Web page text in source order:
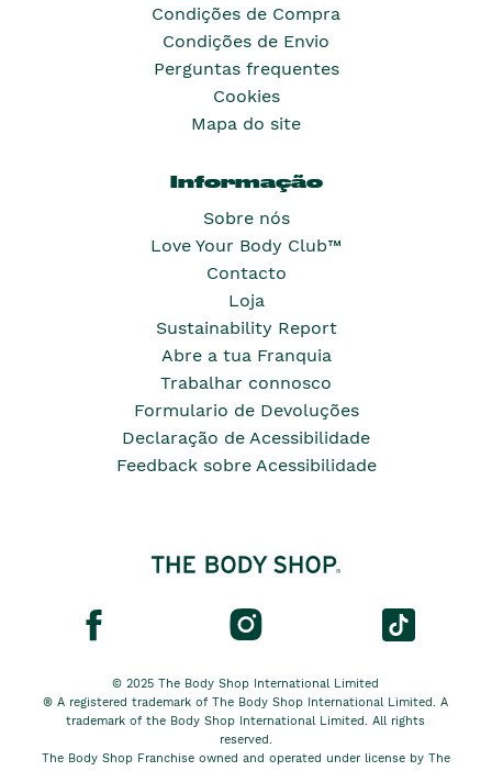
Condições de Compra
Condições de Envio
Perguntas frequentes
Cookies
Mapa do site
Informação
Sobre nós
Love Your Body Club™
Contacto
Loja
Sustainability Report
Abre a tua Franquia
Trabalhar connosco
Formulario de Devoluções
Declaração de Acessibilidade
Feedback sobre Acessibilidade
© 2025 The Body Shop International Limited
® A registered trademark of The Body Shop International Limited. A
trademark of the Body Shop International Limited. All rights
reserved.
The Body Shop Franchise owned and operated under license by The